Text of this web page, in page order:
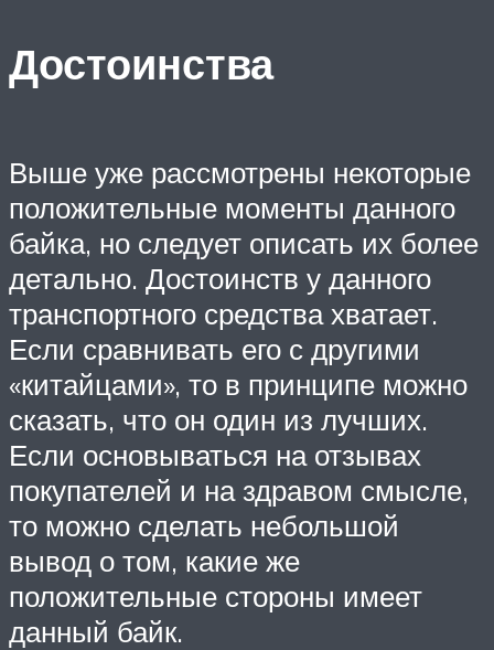
Достоинства
Выше уже рассмотрены некоторые
положительные моменты данного
байка, но следует описать их более
детально. Достоинств у данного
транспортного средства хватает.
Если сравнивать его с другими
«китайцами», то в принципе можно
сказать, что он один из лучших.
Если основываться на отзывах
покупателей и на здравом смысле,
то можно сделать небольшой
вывод о том, какие же
положительные стороны имеет
данный байк.